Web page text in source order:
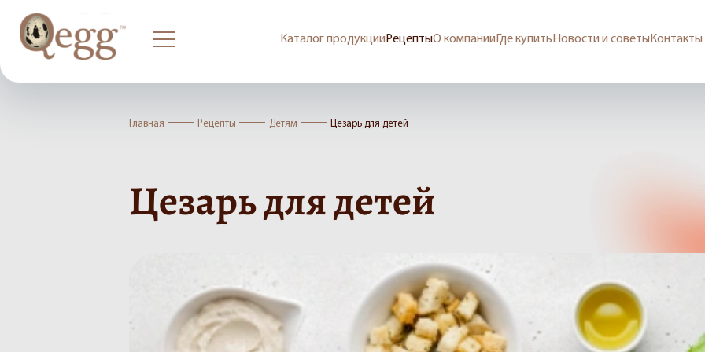
Каталог продукцииРецептыО компании Где купить Новости и советы Контакты
Главная Рецепты Детям Цезарь для детей
Цезарь для детей